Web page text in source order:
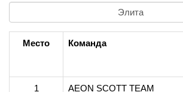
Место Команда
1 AEON SCOTT TEAM